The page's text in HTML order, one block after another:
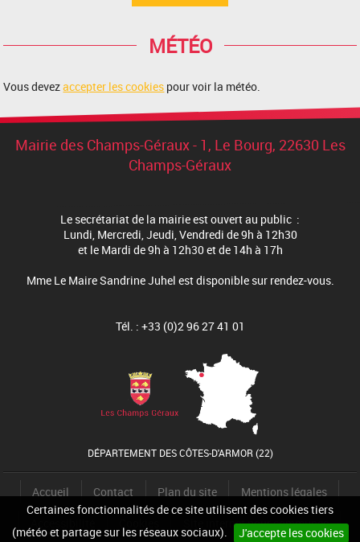
Certaines fonctionnalités de ce site utilisent des cookies tiers
(météo et partage sur les réseaux sociaux).
J'accepte les cookies
MÉTÉO
Vous devezaccepter les cookies pour voir la météo.
Mairie des Champs-Géraux - 1, Le Bourg, 22630 Les
Champs-Géraux
Le secrétariat de la mairie est ouvert au public :
Lundi, Mercredi, Jeudi, Vendredi de 9h à 12h30
et le Mardi de 9h à 12h30 et de 14h à 17h
Mme Le Maire Sandrine Juhel est disponible sur rendez-vous.
Tél. : +33 (0)2 96 27 41 01
DÉPARTEMENT DES CÔTES-D'ARMOR (22)
Accueil Contact Plan du site Mentions légales
Site internet pour communes